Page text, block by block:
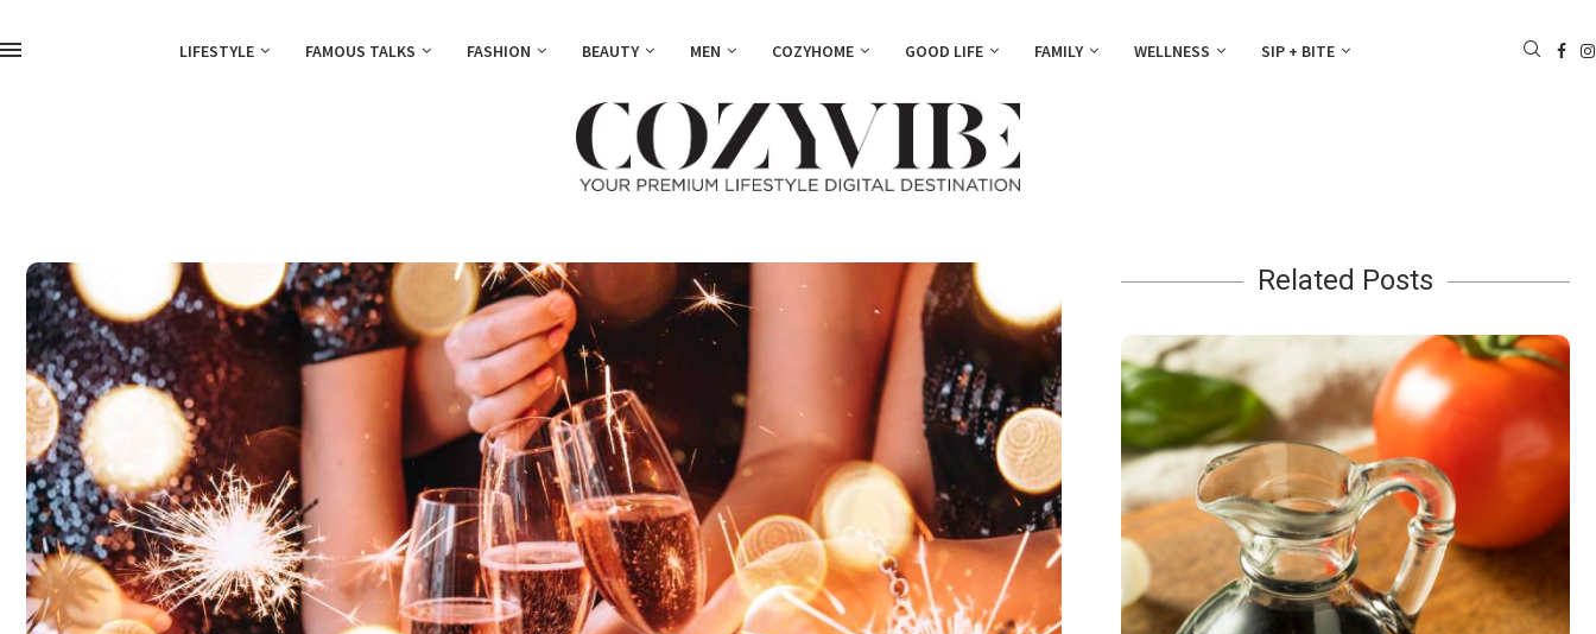
LIFESTYLE FAMOUS TALKS FASHION BEAUTY MEN COZYHOME GOOD LIFE FAMILY WELLNESS SIP + BITE
Related Posts